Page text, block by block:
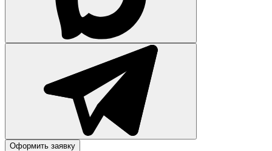
Оформить заявку